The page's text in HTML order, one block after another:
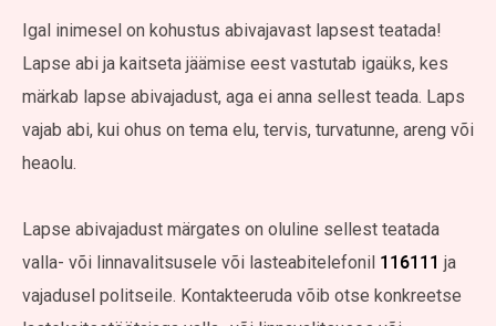
Igal inimesel on kohustus abivajavast lapsest teatada!
Lapse abi ja kaitseta jäämise eest vastutab igaüks, kes
märkab lapse abivajadust, aga ei anna sellest teada. Laps
vajab abi, kui ohus on tema elu, tervis, turvatunne, areng või
heaolu.
Lapse abivajadust märgates on oluline sellest teatada
valla- või linnavalitsusele või lasteabitelefonil 116111 ja
vajadusel politseile. Kontakteeruda võib otse konkreetse